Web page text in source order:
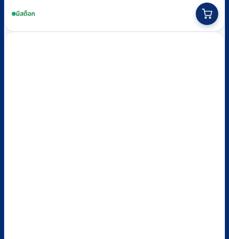
มีสต็อก